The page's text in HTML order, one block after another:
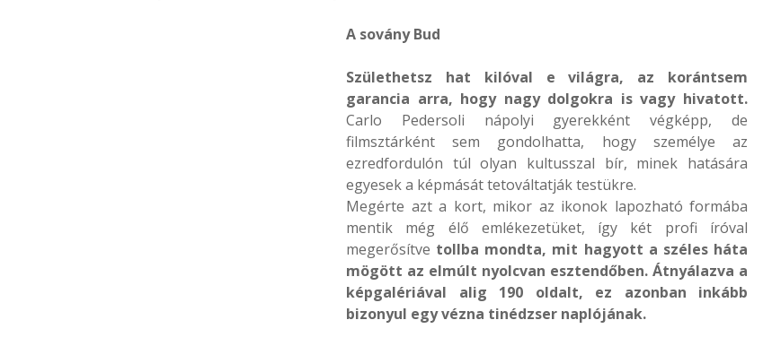
A sovány Bud
Születhetsz hat kilóval e világra, az korántsem
garancia arra, hogy nagy dolgokra is vagy hivatott.
Carlo Pedersoli nápolyi gyerekként végképp, de
filmsztárként sem gondolhatta, hogy személye az
ezredfordulón túl olyan kultusszal bír, minek hatására
egyesek a képmását tetováltatják testükre.
Megérte azt a kort, mikor az ikonok lapozható formába
mentik még élő emlékezetüket, így két profi íróval
megerősítve tollba mondta, mit hagyott a széles háta
mögött az elmúlt nyolcvan esztendőben. Átnyálazva a
képgalériával alig 190 oldalt, ez azonban inkább
bizonyul egy vézna tinédzser naplójának.